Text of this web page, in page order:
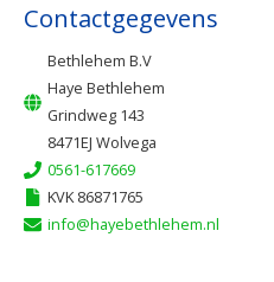
Contactgegevens
Bethlehem B.V
Haye Bethlehem
Grindweg 143
8471EJ Wolvega
0561-617669
KVK 86871765
info@hayebethlehem.nl